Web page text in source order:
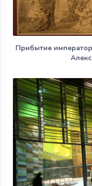
Прибытие